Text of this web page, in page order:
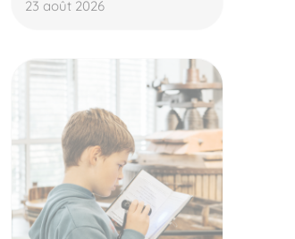
23 août 2026